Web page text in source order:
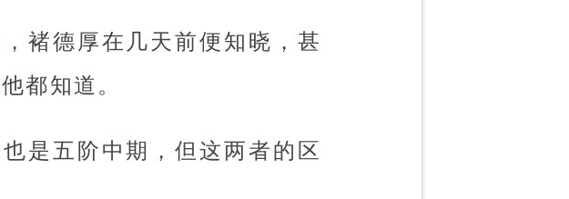
褚德厚在几天前便知晓，甚
都知道。
是五阶中期，但这两者的区